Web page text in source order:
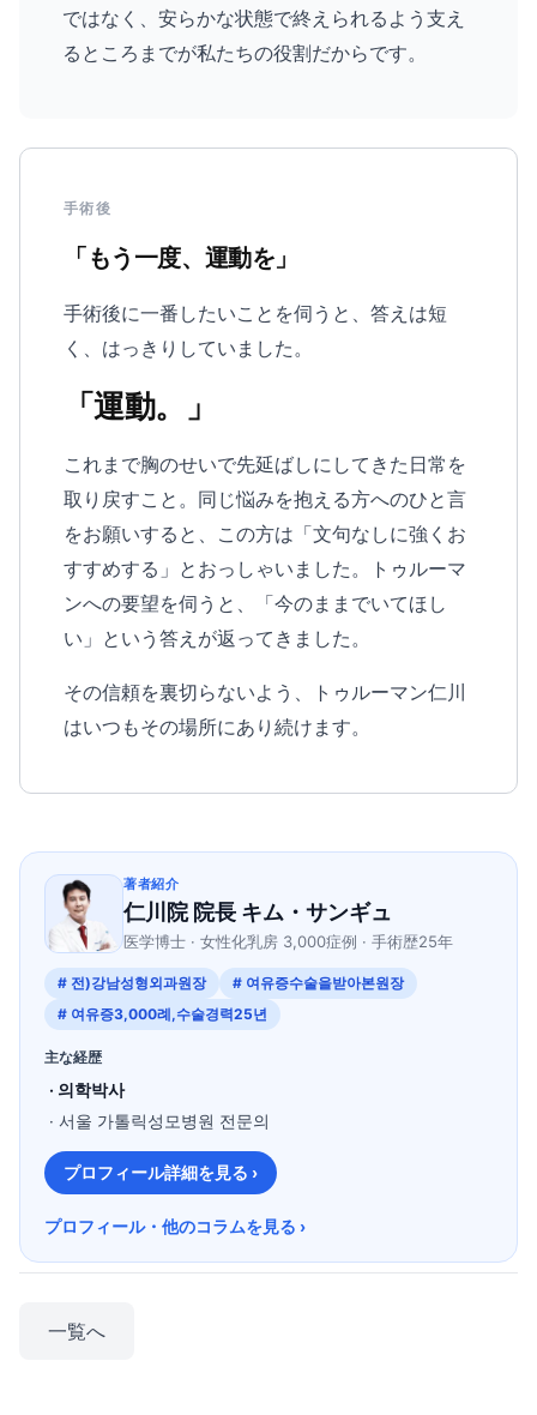
ではなく、安らかな状態で終えられるよう支え
るところまでが私たちの役割だからです。
手術後
「もう一度、運動を」
手術後に一番したいことを伺うと、答えは短
く、はっきりしていました。
「運動。」
これまで胸のせいで先延ばしにしてきた日常を
取り戻すこと。同じ悩みを抱える方へのひと言
をお願いすると、この方は「文句なしに強くお
すすめする」とおっしゃいました。トゥルーマ
ンへの要望を伺うと、「今のままでいてほし
い」という答えが返ってきました。
その信頼を裏切らないよう、トゥルーマン仁川
はいつもその場所にあり続けます。
著者紹介
仁川院 院長 キム・サンギュ
医学博士 · 女性化乳房 3,000症例 · 手術歴25年
# 전)강남성형외과원장
# 여유증수술을받아본원장
# 여유증3,000례,수술경력25년
主な経歴
· 의학박사
· 서울 가톨릭성모병원 전문의
プロフィール詳細を見る ›
プロフィール・他のコラムを見る ›
一覧へ